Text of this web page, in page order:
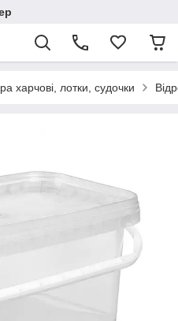
харчові, лотки, судочки